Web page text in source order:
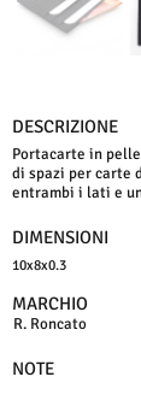
DESCRIZIONE
Portacarte in
di spazi per carte
entrambi i lati e
DIMENSIONI
10x8x0.3
MARCHIO
R. Roncato
NOTE